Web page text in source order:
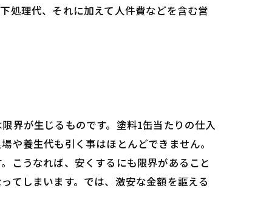
処理代、それに加えて人件費などを含む営
界が生じるものです。塗料1缶当たりの仕入
や養生代も引く事はほとんどできません。
こうなれば、安くするにも限界があること
てしまいます。では、激安な金額を謳える